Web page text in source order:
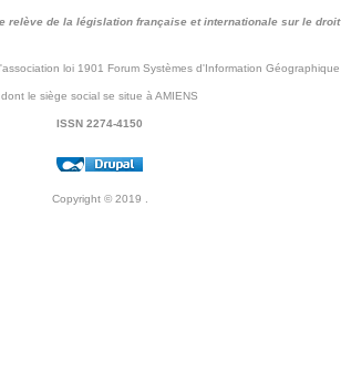
relève de la législation française et internationale sur le
loi 1901 Forum Systèmes d'Information Géographique
dont le siège social se situe à AMIENS
ISSN 2274-4150
Copyright © 2019